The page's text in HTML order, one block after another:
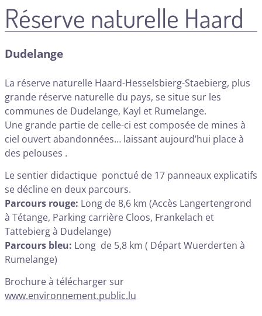
Réserve naturelle Haard
Dudelange
La réserve naturelle Haard-Hesselsbierg-Staebierg, plus
grande réserve naturelle du pays, se situe sur les
communes de Dudelange, Kayl et Rumelange.
Une grande partie de celle-ci est composée de mines à
ciel ouvert abandonnées… laissant aujourd’hui place à
des pelouses .
Le sentier didactique ponctué de 17 panneaux explicatifs
se décline en deux parcours.
Parcours rouge: Long de 8,6 km (Accès Langertengrond
à Tétange, Parking carrière Cloos, Frankelach et
Tattebierg à Dudelange)
Parcours bleu: Long de 5,8 km ( Départ Wuerderten à
Rumelange)
Brochure à télécharger sur
www.environnement.public.lu